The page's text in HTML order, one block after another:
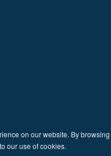
on our website. By
our use of cookies.